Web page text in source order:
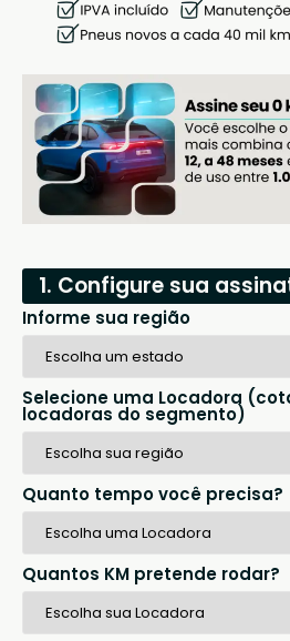
1. Configure sua
Informe sua região
Selecione uma Locadora
locadoras do segmento)
Quanto tempo você precisa?
Quantos KM pretende rodar?